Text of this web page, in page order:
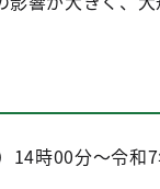
14時00分～令和